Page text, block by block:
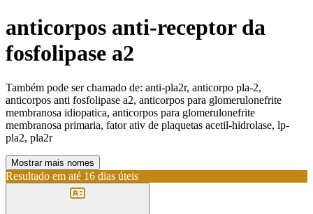
anticorpos anti-receptor da
fosfolipase a2
Também pode ser chamado de: anti-pla2r, anticorpo pla-2,
anticorpos anti fosfolipase a2, anticorpos para glomerulonefrite
membranosa idiopatica, anticorpos para glomerulonefrite
membranosa primaria, fator ativ de plaquetas acetil-hidrolase, lp-
pla2, pla2r
Mostrar mais nomes
Resultado em até 16 dias úteis